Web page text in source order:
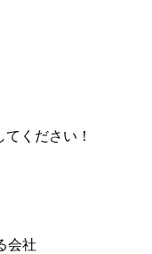
ください！
会社